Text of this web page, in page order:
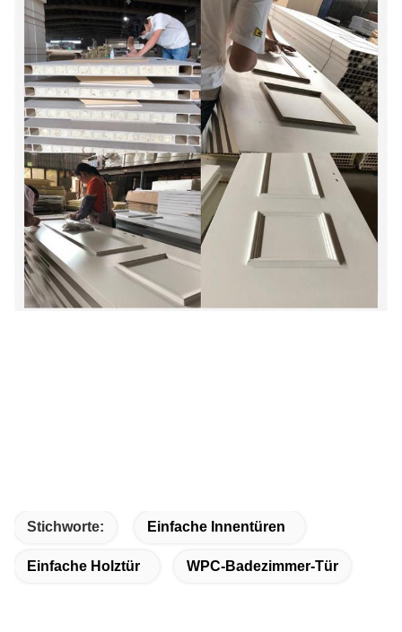
Stichworte: Einfache Innentüren
Einfache Holztür WPC-Badezimmer-Tür